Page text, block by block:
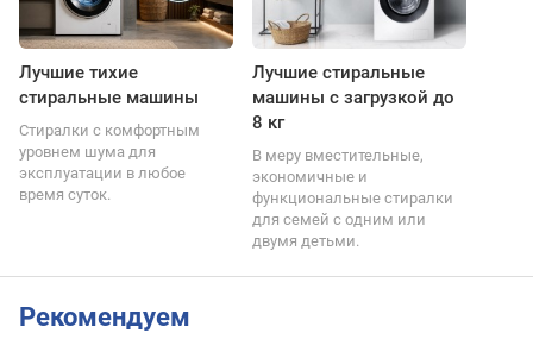
Лучшие тихие
стиральные машины
Стиралки с комфортным
уровнем шума для
эксплуатации в любое
время суток.
Лучшие стиральные
машины с загрузкой до
8 кг
В меру вместительные,
экономичные и
функциональные стиралки
для семей с одним или
двумя детьми.
Рекомендуем